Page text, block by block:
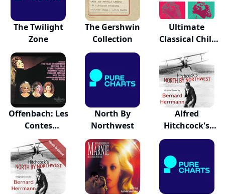
The Twilight
Zone
The Gershwin
Collection
Ultimate
Classical Chill
Offenbach: Les
Contes
D'hoffmann
North By
Northwest
Alfred
Hitchcock's
North By N...